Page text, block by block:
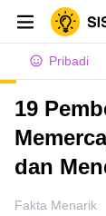
Pribadi
19
dan
Fakta Menarik